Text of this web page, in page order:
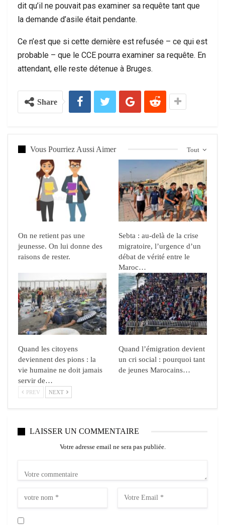
dit qu’il ne pouvait pas examiner sa requête tant que
la demande d’asile était pendante.
Ce n’est que si cette dernière est refusée – ce qui est
probable – que le CCE pourra examiner sa requête. En
attendant, elle reste détenue à Bruges.
Share
Tout
Vous Pourriez Aussi Aimer
On ne retient pas une
jeunesse. On lui donne des
raisons de rester.
Sebta : au-delà de la crise
migratoire, l’urgence d’un
débat de vérité entre le
Maroc…
Quand les citoyens
deviennent des pions : la
vie humaine ne doit jamais
servir de…
Quand l’émigration devient
un cri social : pourquoi tant
de jeunes Marocains…
PREV NEXT
LAISSER UN COMMENTAIRE
Votre adresse email ne sera pas publiée.